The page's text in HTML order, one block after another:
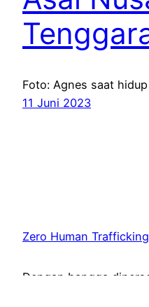
Foto: Agnes saat hidup
11 Juni 2023
Zero Human
Dengan bangga